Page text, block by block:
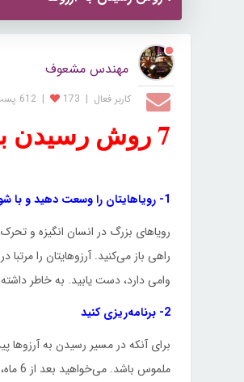
مهندس مشعوف
کاربر فعال |
173
| 612 پست
7 روش رسیدن به آرزوها
1- رویاهایتان را وسعت دهید و با شور و اشتیاق به آنها بپردازید
رویاهای بزرگ در انسان انگیزه و
راهی باز می‌کنید. آرزوهایتان را
وامی دارد، دست یابید. به خاطر
2- برنامه‌ریزی کنید
برای آنکه در مسیر رسیدن به